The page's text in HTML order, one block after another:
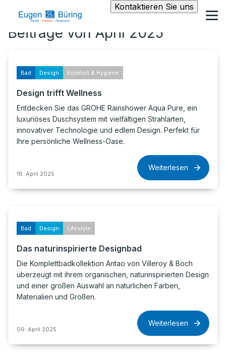
Kontaktieren Sie uns
Beiträge von April 2025
Bad Design Komfort & Hygiene
Design trifft Wellness
Entdecken Sie das GROHE Rainshower Aqua Pure, ein
luxuriöses Duschsystem mit vielfältigen Strahlarten,
innovativer Technologie und edlem Design. Perfekt für
Ihre persönliche Wellness-Oase.
16. April 2025
Weiterlesen
Bad Design Lifestyle
Das naturinspirierte Designbad
Die Komplettbadkollektion Antao von Villeroy & Boch
überzeugt mit ihrem organischen, naturinspirierten Design
und einer großen Auswahl an natürlichen Farben,
Materialien und Größen.
09. April 2025
Weiterlesen